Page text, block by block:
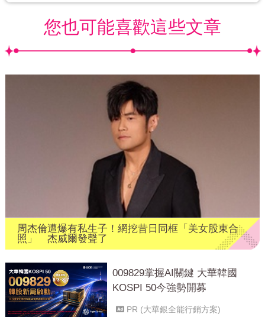
您也可能喜歡這些文章
周杰倫遭爆有私生子！網挖昔日同框「美女股東合
照」 杰威爾發聲了
009829掌握AI關鍵 大華韓國
KOSPI 50今強勢開募
PR (大華銀全能行銷方案)